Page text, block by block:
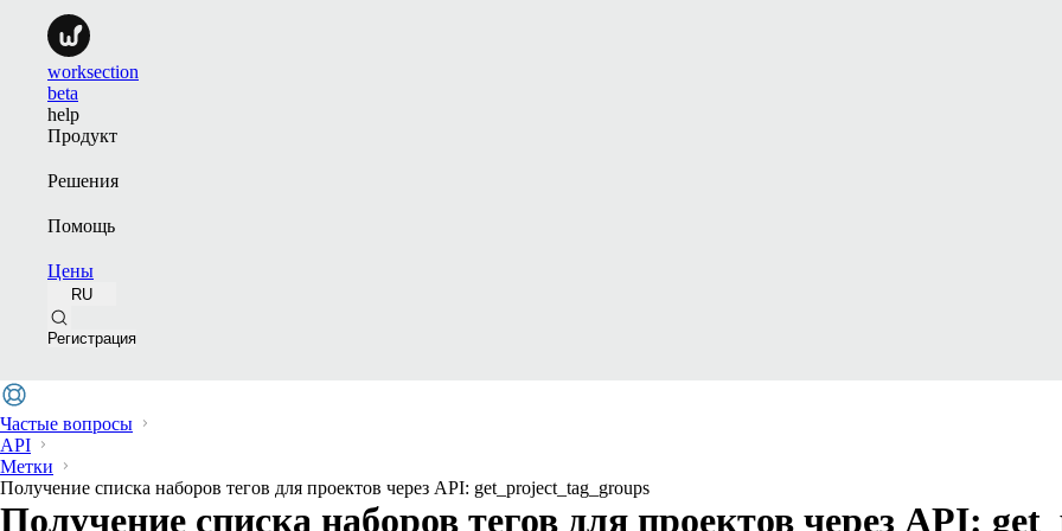
worksection
beta
help
Продукт
Решения
Помощь
Цены
RU
Регистрация
Частые вопросы
API
Метки
Получение списка наборов тегов для проектов через API: get_project_tag_groups
Получение списка наборов тегов для проектов через API: